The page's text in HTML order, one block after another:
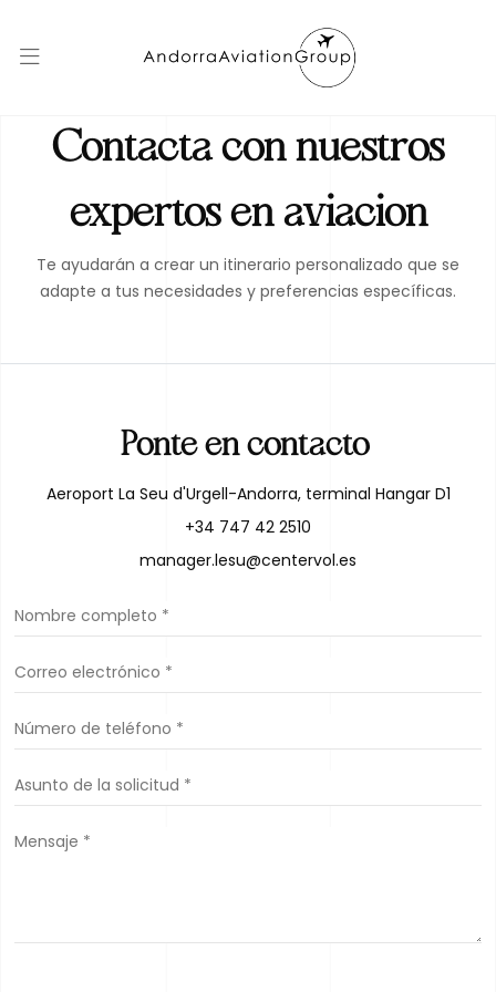
Contacta con nuestros
expertos en aviacion
Te ayudarán a crear un itinerario personalizado que se
adapte a tus necesidades y preferencias específicas.
Ponte en contacto:
Aeroport La Seu d'Urgell-Andorra, terminal Hangar D1
+34 747 42 2510
manager.lesu@centervol.es
Enviar